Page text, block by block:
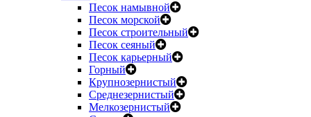
Песок намывной
Песок морской
Песок строительный
Песок сеяный
Песок карьерный
Горный
Крупнозернистый
Среднезернистый
Мелкозернистый